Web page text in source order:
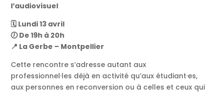
l’audiovisuel
🗓️ Lundi 13 avril
🕖 De 19h à 20h
📍 La Gerbe – Montpellier
Cette rencontre s’adresse autant aux
professionnel·les déjà en activité qu’aux étudiant·es,
aux personnes en reconversion ou à celles et ceux qui